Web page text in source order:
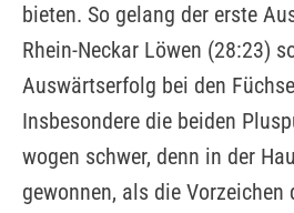
bieten. So gelang der erste
Rhein-Neckar Löwen (28:23)
Auswärtserfolg bei den
Insbesondere die beiden
wogen schwer, denn in der
gewonnen, als die